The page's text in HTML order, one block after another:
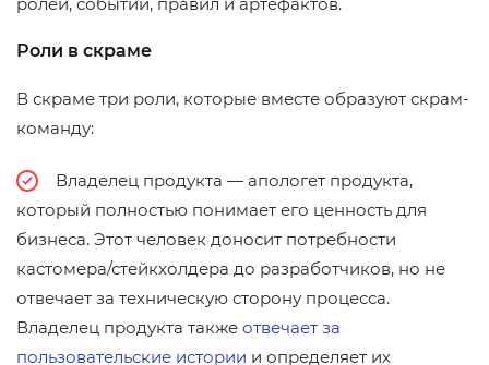
Роли в скраме
В скраме три роли, которые вместе образуют скрам-
команду:
Владелец продукта — апологет продукта,
который полностью понимает его ценность для
бизнеса. Этот человек доносит потребности
кастомера/стейкхолдера до разработчиков, но не
отвечает за техническую сторону процесса.
Владелец продукта также отвечает за
пользовательские истории и определяет их